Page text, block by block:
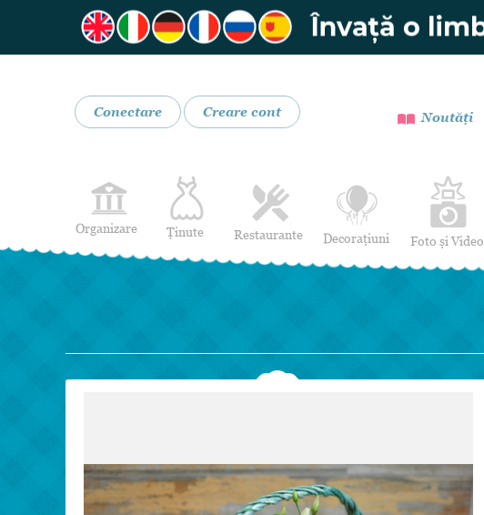
Conectare Creare cont Noutăți
Organizare Ținute
Costume de Mire
Încălțăminte și Accesorii
Restaurante Decorațiuni Foto și Video